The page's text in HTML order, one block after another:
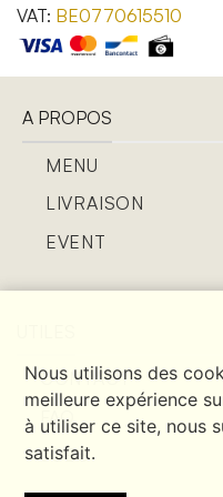
VAT: BE0770615510
A PROPOS
MENU
LIVRAISON
EVENT
CONTACT
FAQ
JOBS
Nous utilisons des
meilleure expérience
à utiliser ce site, nous
satisfait.